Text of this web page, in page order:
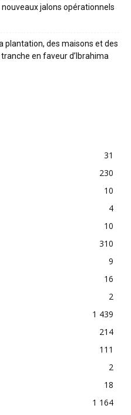
jalons opérationnels
plantation, des maisons et des
en faveur d’Ibrahima
31
230
10
4
10
310
9
16
2
1 439
214
111
2
18
1 164